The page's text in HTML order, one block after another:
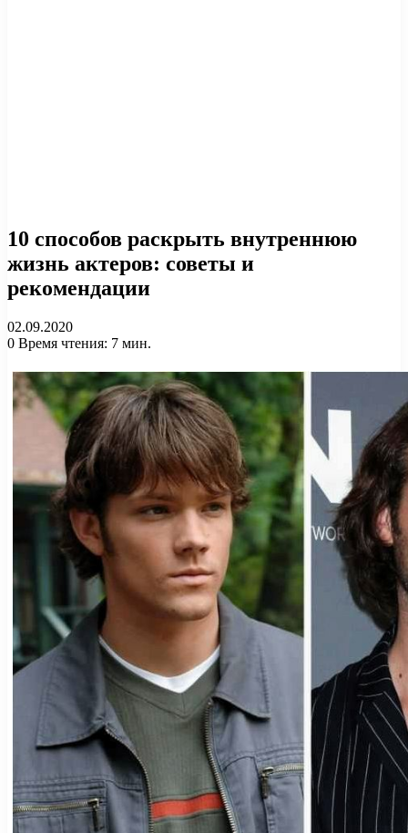
10 способов раскрыть внутреннюю
жизнь актеров: советы и
рекомендации
02.09.2020
0 Время чтения: 7 мин.